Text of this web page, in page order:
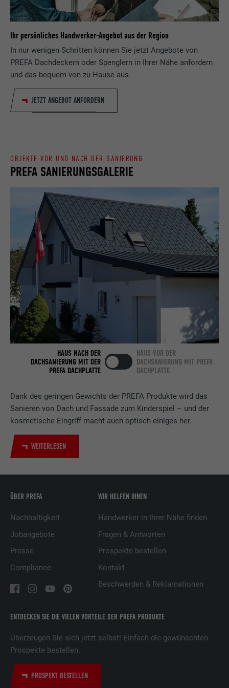
Ihr persönliches Handwerker-Angebot aus der Region
In nur wenigen Schritten können Sie jetzt Angebote von
PREFA Dachdeckern oder Spenglern in Ihrer Nähe anfordern
und das bequem von zu Hause aus.
JETZT ANGEBOT ANFORDERN
Dank des geringen Gewichts der PREFA Produkte wird das
Sanieren von Dach und Fassade zum Kinderspiel – und der
kosmetische Eingriff macht auch optisch einiges her.
WEITERLESEN
PREFA SANIERUNGSGALERIE
OBJEKTE VOR UND NACH DER SANIERUNG
HAUS NACH DER
DACHSANIERUNG MIT DER
PREFA DACHPLATTE
HAUS VOR DER
DACHSANIERUNG MIT PREFA
DACHPLATTE
ENTDECKEN SIE DIE VIELEN VORTEILE DER PREFA PRODUKTE
Überzeugen Sie sich jetzt selbst! Einfach die gewünschten
Prospekte bestellen.
PROSPEKT BESTELLEN
ÜBER PREFA
Nachhaltigkeit
Jobangebote
Presse
Compliance
WIR HELFEN IHNEN
Handwerker in Ihrer Nähe finden
Fragen & Antworten
Prospekte bestellen
Kontakt
Beschwerden & Reklamationen
Besucher die Website nutzt, zu generieren.
Name _gaexp
Anbieter Google Optimize
Laufzeit Sitzung
Zweck
Sprach version einer Webseite.
Name lang
Anbieter LinkedIn
Zweck
Eingestellt von LinkedIn, wenn eine
Webseite ein eingebettetes "Folgen Sie
Name bcookie
Anbieter LinkedIn
Laufzeit
Zweck
Verwendet vom Social-Networking-Dienst
LinkedIn für die Verfolgung der
Verwendung von eingebetteten
Dienstleistungen.
bscookie
Laufzeit 2 Jahre
Verwendet vom Social-Networking-Dienst
LinkedIn für die Verfolgung der
Dienstleistungen.
Name UserMatchHistory
Anbieter
Laufzeit
Zweck
mehreren Webseiten zu verfolgen, um
relevante Werbung basierend auf den
Name lidc
Anbieter LinkedIn